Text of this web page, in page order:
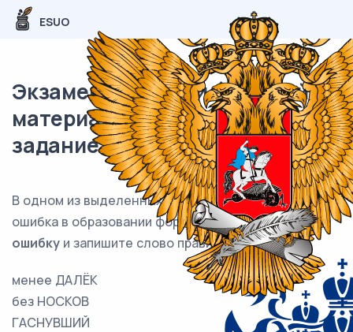
ESUO
Экзаменационный (типовой)
материал ЕГЭ / Русский / 07
задание (24) / 103
В одном из выделенных ниже слов допущена
ошибка в образовании формы слова.Исправьте
ошибку и запишите слово правильно.
менее ДАЛЁК
без НОСКОВ
ГАСНУВШИЙ